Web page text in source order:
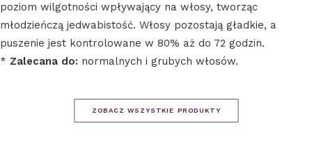
poziom wilgotności wpływający na włosy, tworząc
młodzieńczą jedwabistość. Włosy pozostają gładkie, a
puszenie jest kontrolowane w 80% aż do 72 godzin.
* Zalecana do: normalnych i grubych włosów.
ZOBACZ WSZYSTKIE PRODUKTY